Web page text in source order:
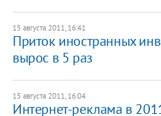
15 августа 2011, 16:41
Приток иностранных
вырос в 5 раз
15 августа 2011, 16:04
Интернет-реклама в